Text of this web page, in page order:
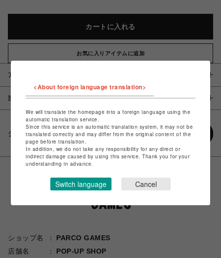
カートに入れる
お気に入りアイテムに追加
アイテム説明 / 素材
注意事項
シェアする
ショップ名
PARCO GAMES
店舗名
POP-UP SHOP
<About foreign language translation>
We will translate the homepage into a foreign language using the
automatic translation service.
Since this service is an automatic translation system, it may not be
translated correctly and may differ from the original content of the
page before translation.
In addition, we do not take any responsibility for any direct or
indirect damage caused by using this service. Thank you for your
understanding in advance.
Switch language Cancel